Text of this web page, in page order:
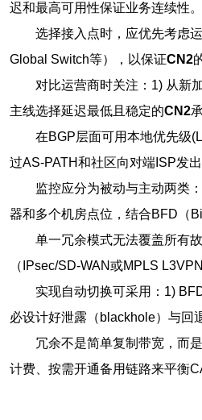
迟和最高可用性保证业务连续性。
选择接入点时，应优先考虑
Global Switch等），以保证CN2
对比运营商时关注：1) 从新
主线选择延迟最低且稳定的CN2
在BGP层面可用本地优先级
过AS-PATH和社区向对端ISP发
监控应分为被动与主动两类
器和多个机房点位，结合BFD（
单一冗余模式无法覆盖所有
（IPsec/SD-WAN或MPLS
实现自动切换可采用：1)
必设计好泄露（blackhole）与回
冗余不是简单复制带宽，而
计费、按需开通备用链路来平衡